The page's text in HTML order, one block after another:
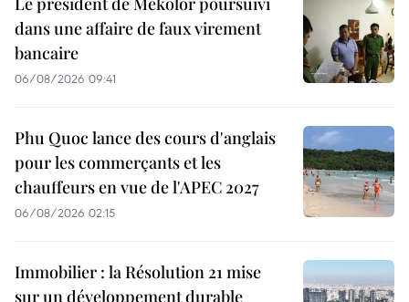
dans une affaire de faux virement
bancaire
06/08/2026 09:41
Phu Quoc lance des cours d'anglais
pour les commerçants et les
chauffeurs en vue de l'APEC 2027
06/08/2026 02:15
Immobilier : la Résolution 21 mise
sur un développement durable